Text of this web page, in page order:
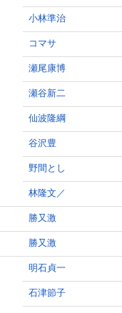
小林準治
コマサ
瀬尾康博
瀬谷新二
仙波隆綱
谷沢豊
野間とし
林隆文／
勝又激
勝又激
明石貞一
石津節子